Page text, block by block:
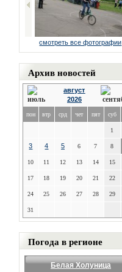
смотреть все фотографии
Архив новостей
август
2026
пон втр срд чет пят суб
1
3 4 5 6 7 8
10 11 12 13 14 15
17 18 19 20 21 22
24 25 26 27 28 29
31
Погода в регионе
Белая Холуница